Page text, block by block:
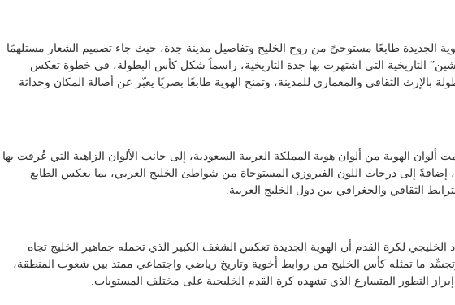
الجديدة طابعًا مستوحىً من روح الخليج وتفاصيل مدينة جدة، حيث جاء تصميم الشعار مستلهمًا
التاريخية التي اشتهرت بها جدة التاريخية، راسماً شكل كأس البطولة، في خطوة تعكس
بالإرث الثقافي والمعماري للمدينة، وتمنح الهوية طابعًا بصريًا يعبّر عن أصالة المكان وحداثة
ألوان الهوية من ألوان هوية المملكة العربية السعودية، إلى جانب الألوان الزاهية التي عُرفت بها
إضافةً إلى درجات اللون الفيروزي المستوحاة من شواطئ الخليج العربي، بما يعكس الطابع
الثقافي والجغرافي بين دول الخليج العربية.
الخليجي لكرة القدم أن الهوية الجديدة تعكس الشغف الكبير الذي تحمله جماهير الخليج تجاه
وتجسِّد ما تمثله كأس الخليج من روابط أخوية وتاريخ رياضي واجتماعي ممتد بين شعوب المنطقة،
التطور المتسارع الذي تشهده كرة القدم الخليجية على مختلف المستويات.